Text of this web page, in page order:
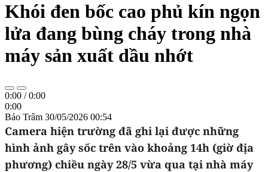
Khói đen bốc cao phủ kín ngọn
lửa đang bùng cháy trong nhà
máy sản xuất dầu nhớt
0:00 /0:00
0:00
Bảo Trâm 30/05/2026 00:54
Camera hiện trường đã ghi lại được những
hình ảnh gây sốc trên vào khoảng 14h (giờ địa
phương) chiều ngày 28/5 vừa qua tại nhà máy